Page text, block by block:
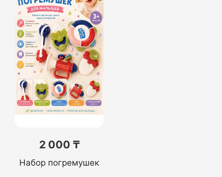
2 000 ₸
Набор погремушек